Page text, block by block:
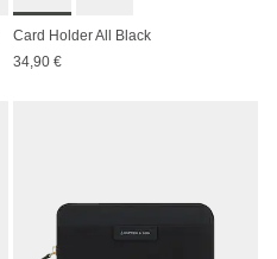
Card Holder All Black
34,90 €